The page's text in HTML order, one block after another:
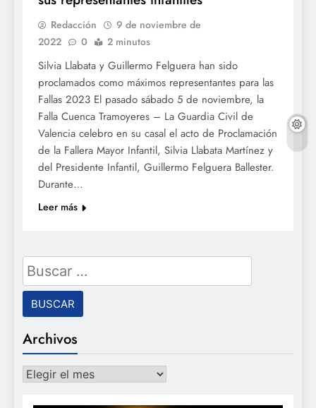
Redacción
9 de noviembre de
2022
0 2 minutos
Silvia Llabata y Guillermo Felguera han sido
proclamados como máximos representantes para las
Fallas 2023 El pasado sábado 5 de noviembre, la
Falla Cuenca Tramoyeres – La Guardia Civil de
Valencia celebro en su casal el acto de Proclamación
de la Fallera Mayor Infantil, Silvia Llabata Martínez y
del Presidente Infantil, Guillermo Felguera Ballester.
Durante…
Leer más
Buscar:
Archivos
Archivos